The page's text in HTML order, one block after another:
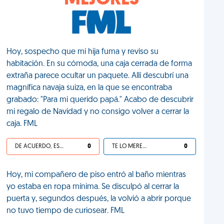
Hoy, sospecho que mi hija fuma y reviso su
habitación. En su cómoda, una caja cerrada de forma
extraña parece ocultar un paquete. Allí descubrí una
magnífica navaja suiza, en la que se encontraba
grabado: "Para mi querido papá." Acabo de descubrir
mi regalo de Navidad y no consigo volver a cerrar la
caja. FML
DE ACUERDO, ES UNA VIDA HP 0 TE LO MERECES 0
Hoy, mi compañero de piso entró al baño mientras
yo estaba en ropa mínima. Se disculpó al cerrar la
puerta y, segundos después, la volvió a abrir porque
no tuvo tiempo de curiosear. FML